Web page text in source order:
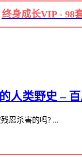
终身成长VIP - 98
人类野史 –
忍杀害的吗? ...